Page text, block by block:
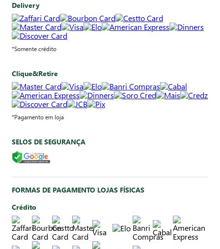
Delivery
*Somente crédito
Clique&Retire
*Pagamento em loja
SELOS DE SEGURANÇA
FORMAS DE PAGAMENTO LOJAS FÍSICAS
Crédito